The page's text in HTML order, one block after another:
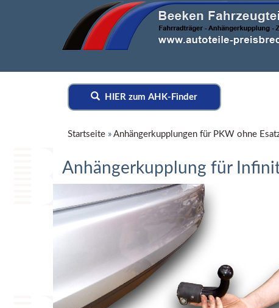
HIER zum AHK-Finder
Startseite » Anhängerkupplungen für PKW ohne
Anhängerkupplung für